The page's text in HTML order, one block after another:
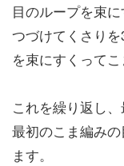
目のループを束
つづけてくさり
を束にすくってこ
これを繰り返し
最初のこま編み
ます。